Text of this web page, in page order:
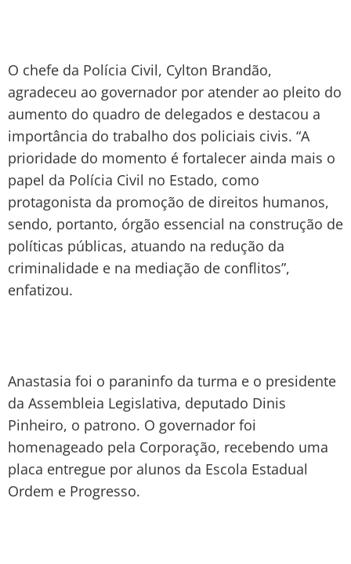
O chefe da Polícia Civil, Cylton Brandão,
agradeceu ao governador por atender ao pleito do
aumento do quadro de delegados e destacou a
importância do trabalho dos policiais civis. “A
prioridade do momento é fortalecer ainda mais o
papel da Polícia Civil no Estado, como
protagonista da promoção de direitos humanos,
sendo, portanto, órgão essencial na construção de
políticas públicas, atuando na redução da
criminalidade e na mediação de conflitos”,
enfatizou.
Anastasia foi o paraninfo da turma e o presidente
da Assembleia Legislativa, deputado Dinis
Pinheiro, o patrono. O governador foi
homenageado pela Corporação, recebendo uma
placa entregue por alunos da Escola Estadual
Ordem e Progresso.